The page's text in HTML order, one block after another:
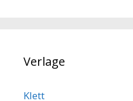
Verlage
Klett